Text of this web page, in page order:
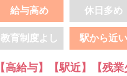
給与高め 休日多め
教育制度よし 駅から近い
【高給与】【駅近】【残